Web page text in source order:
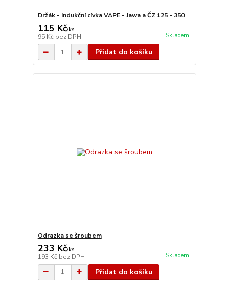
Držák - indukční cívka VAPE - Jawa a ČZ 125 - 350
115 Kč/ks
95 Kč bez DPH Skladem
Přidat do košíku
Odrazka se šroubem
233 Kč/ks
193 Kč bez DPH Skladem
Přidat do košíku